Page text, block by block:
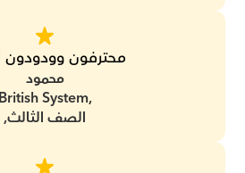
محترفون وودودون
محمود
الصف الثالث,
British System,